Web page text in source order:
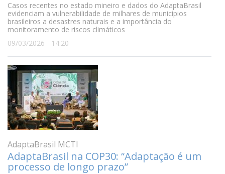
Casos recentes no estado mineiro e dados do AdaptaBrasil
evidenciam a vulnerabilidade de milhares de municípios
brasileiros a desastres naturais e a importância do
monitoramento de riscos climáticos
09/03/2026 - 14:20
AdaptaBrasil MCTI
AdaptaBrasil na COP30: “Adaptação é um
processo de longo prazo”